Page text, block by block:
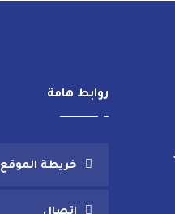
روابط هامة
خريطة الموقع